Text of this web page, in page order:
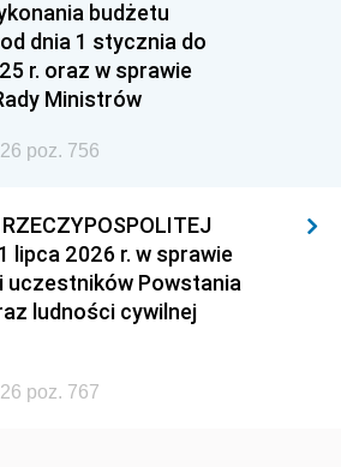
1950
1947 1946
1938
budżetu
dnia 1 stycznia do
r. oraz w sprawie
Ministrów
poz. 756
lipca 2026 r. w sprawie
uczestników Powstania
ludności cywilnej
poz. 767